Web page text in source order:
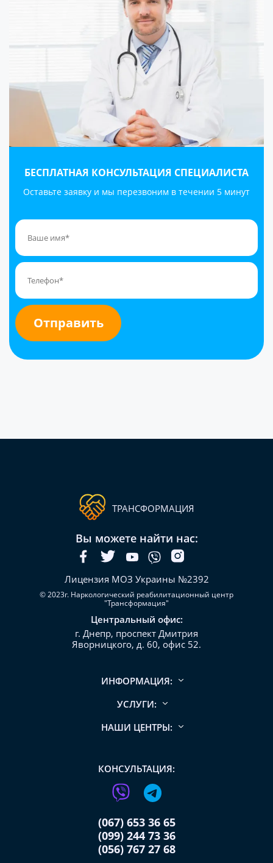
БЕСПЛАТНАЯ КОНСУЛЬТАЦИЯ СПЕЦИАЛИСТА
Оставьте заявку и мы перезвоним в течении 5 минут
ТРАНСФОРМАЦИЯ
Вы можете найти нас:
Лицензия МОЗ Украины №2392
© 2023г. Наркологический реабилитационный центр
"Трансформация"
Центральный офис:
г. Днепр, проспект Дмитрия
Яворницкого, д. 60, офис 52.
ИНФОРМАЦИЯ:
УСЛУГИ:
НАШИ ЦЕНТРЫ:
КОНСУЛЬТАЦИЯ:
(067) 653 36 65
(099) 244 73 36
(056) 767 27 68